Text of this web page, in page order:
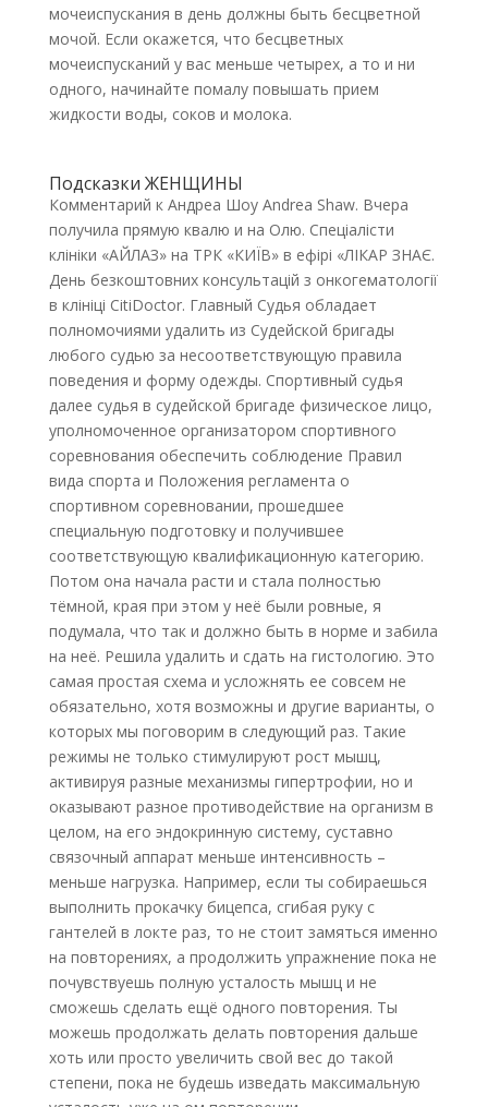
мочеиспускания в день должны быть бесцветной
мочой. Если окажется, что бесцветных
мочеиспусканий у вас меньше четырех, а то и ни
одного, начинайте помалу повышать прием
жидкости воды, соков и молока.
Подсказки ЖЕНЩИНЫ
Комментарий к Андреа Шоу Andrea Shaw. Вчера
получила прямую квалю и на Олю. Спеціалісти
клініки «АЙЛАЗ» на ТРК «КИЇВ» в ефірі «ЛІКАР ЗНАЄ.
День безкоштовних консультацій з онкогематології
в клініці CitiDoctor. Главный Судья обладает
полномочиями удалить из Судейской бригады
любого судью за несоответствующую правила
поведения и форму одежды. Спортивный судья
далее судья в судейской бригаде физическое лицо,
уполномоченное организатором спортивного
соревнования обеспечить соблюдение Правил
вида спорта и Положения регламента о
спортивном соревновании, прошедшее
специальную подготовку и получившее
соответствующую квалификационную категорию.
Потом она начала расти и стала полностью
тёмной, края при этом у неё были ровные, я
подумала, что так и должно быть в норме и забила
на неё. Решила удалить и сдать на гистологию. Это
самая простая схема и усложнять ее совсем не
обязательно, хотя возможны и другие варианты, о
которых мы поговорим в следующий раз. Такие
режимы не только стимулируют рост мышц,
активируя разные механизмы гипертрофии, но и
оказывают разное противодействие на организм в
целом, на его эндокринную систему, суставно
связочный аппарат меньше интенсивность –
меньше нагрузка. Например, если ты собираешься
выполнить прокачку бицепса, сгибая руку с
гантелей в локте раз, то не стоит замяться именно
на повторениях, а продолжить упражнение пока не
почувствуешь полную усталость мышц и не
сможешь сделать ещё одного повторения. Ты
можешь продолжать делать повторения дальше
хоть или просто увеличить свой вес до такой
степени, пока не будешь изведать максимальную